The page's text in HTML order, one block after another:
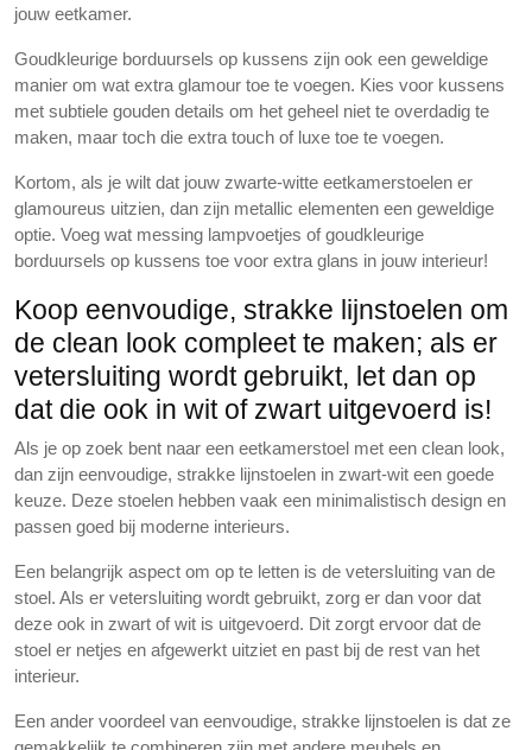
jouw eetkamer.
Goudkleurige borduursels op kussens zijn ook een geweldige
manier om wat extra glamour toe te voegen. Kies voor kussens
met subtiele gouden details om het geheel niet te overdadig te
maken, maar toch die extra touch of luxe toe te voegen.
Kortom, als je wilt dat jouw zwarte-witte eetkamerstoelen er
glamoureus uitzien, dan zijn metallic elementen een geweldige
optie. Voeg wat messing lampvoetjes of goudkleurige
borduursels op kussens toe voor extra glans in jouw interieur!
Koop eenvoudige, strakke lijnstoelen om
de clean look compleet te maken; als er
vetersluiting wordt gebruikt, let dan op
dat die ook in wit of zwart uitgevoerd is!
Als je op zoek bent naar een eetkamerstoel met een clean look,
dan zijn eenvoudige, strakke lijnstoelen in zwart-wit een goede
keuze. Deze stoelen hebben vaak een minimalistisch design en
passen goed bij moderne interieurs.
Een belangrijk aspect om op te letten is de vetersluiting van de
stoel. Als er vetersluiting wordt gebruikt, zorg er dan voor dat
deze ook in zwart of wit is uitgevoerd. Dit zorgt ervoor dat de
stoel er netjes en afgewerkt uitziet en past bij de rest van het
interieur.
Een ander voordeel van eenvoudige, strakke lijnstoelen is dat ze